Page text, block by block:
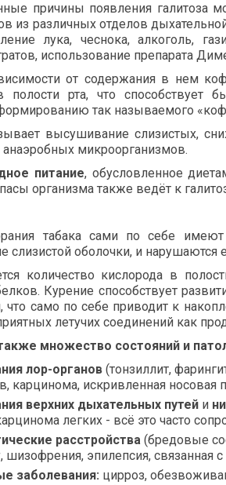
причины появления
из различных отделов
лука, чеснока, алкоголь,
использование препарата
от содержания в нем
полости рта, что
так называемого
высушивание слизистых,
микроорганизмов.
питание, обусловленное
организма также ведёт к
табака сами по себе имеют
слизистой оболочки, и нарушаются
количество кислорода в
Курение способствует
что само по себе приводит к
летучих соединений как
множество состояний и
лор-органов (тонзиллит,
карцинома, искривленная носовая
верхних дыхательных путей и
легких - всё это часто
расстройства (бредовые
шизофрения, эпилепсия, связанная
заболевания: цирроз,